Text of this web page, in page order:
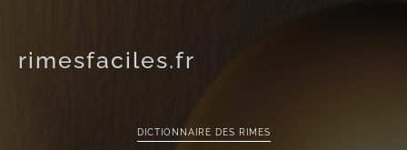
rimesfaciles.fr
DICTIONNAIRE DES RIMES